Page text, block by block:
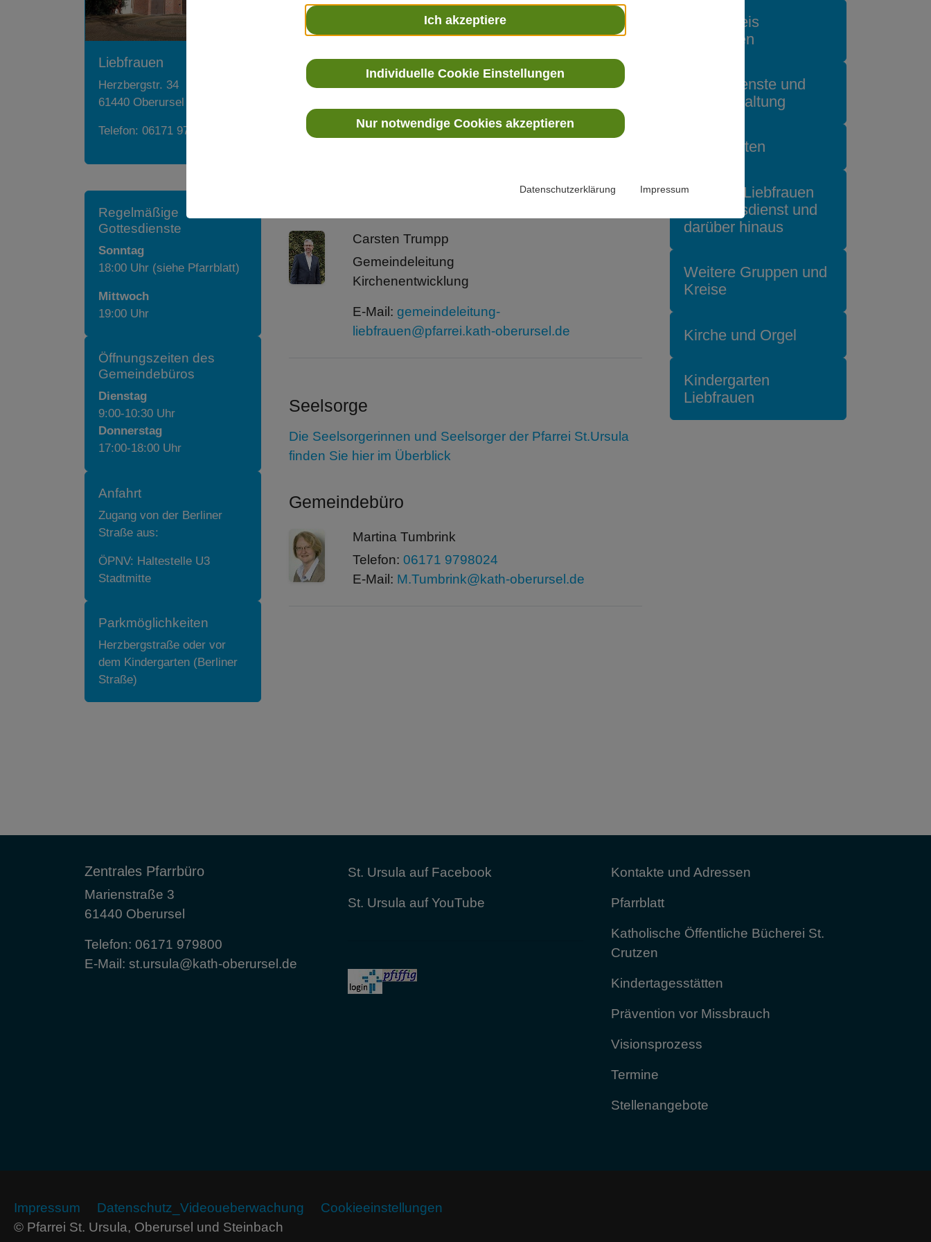
Ich akzeptiere
Individuelle Cookie Einstellungen
Nur notwendige Cookies akzeptieren
Datenschutzerklärung Impressum
gemeindeleitung-
Gemeindeleitung
Jugend
liebfrauen@pfarrei.kath-oberursel.de
Carsten Trumpp
Gemeindeleitung
Kirchenentwicklung
E-Mail: gemeindeleitung-
liebfrauen@pfarrei.kath-oberursel.de
Seelsorge
Die Seelsorgerinnen und Seelsorger der Pfarrei St.Ursula
finden Sie hier im Überblick
Gemeindebüro
Martina Tumbrink
Telefon: 06171 9798024
E-Mail: M.Tumbrink@kath-oberursel.de
Liebfrauen
Herzbergstr. 34
61440 Oberursel
Telefon:06171 9798024
Regelmäßige
Gottesdienste
Sonntag
18:00 Uhr (siehe Pfarrblatt)
Mittwoch
19:00 Uhr
Öffnungszeiten des
Gemeindebüros
Dienstag
9:00-10:30 Uhr
Donnerstag
17:00-18:00 Uhr
Anfahrt
Zugang von der Berliner
Straße aus:
ÖPNV: Haltestelle U3
Stadtmitte
Parkmöglichkeiten
Herzbergstraße oder vor
dem Kindergarten (Berliner
Straße)
Förderkreis
Liebfrauen
Gottesdienste und
ihre Gestaltung
Ministranten
Musik in Liebfrauen
im Gottesdienst und
darüber hinaus
Weitere Gruppen und
Kreise
Kirche und Orgel
Kindergarten
Liebfrauen
Zentrales Pfarrbüro
Marienstraße 3
61440 Oberursel
Telefon: 06171 979800
E-Mail: st.ursula@kath-oberursel.de
St. Ursula auf Facebook
St. Ursula auf YouTube
Kontakte und Adressen
Pfarrblatt
Katholische Öffentliche Bücherei St.
Crutzen
Kindertagesstätten
Prävention vor Missbrauch
Visionsprozess
Termine
Stellenangebote
Impressum Datenschutz_Videoueberwachung
Cookieeinstellungen
© Pfarrei St. Ursula, Oberursel und Steinbach